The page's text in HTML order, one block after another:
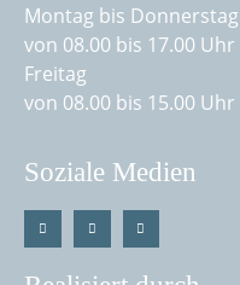
Montag bis Donnerstag
von 08.00 bis 17.00 Uhr
Freitag
von 08.00 bis 15.00 Uhr
Soziale Medien